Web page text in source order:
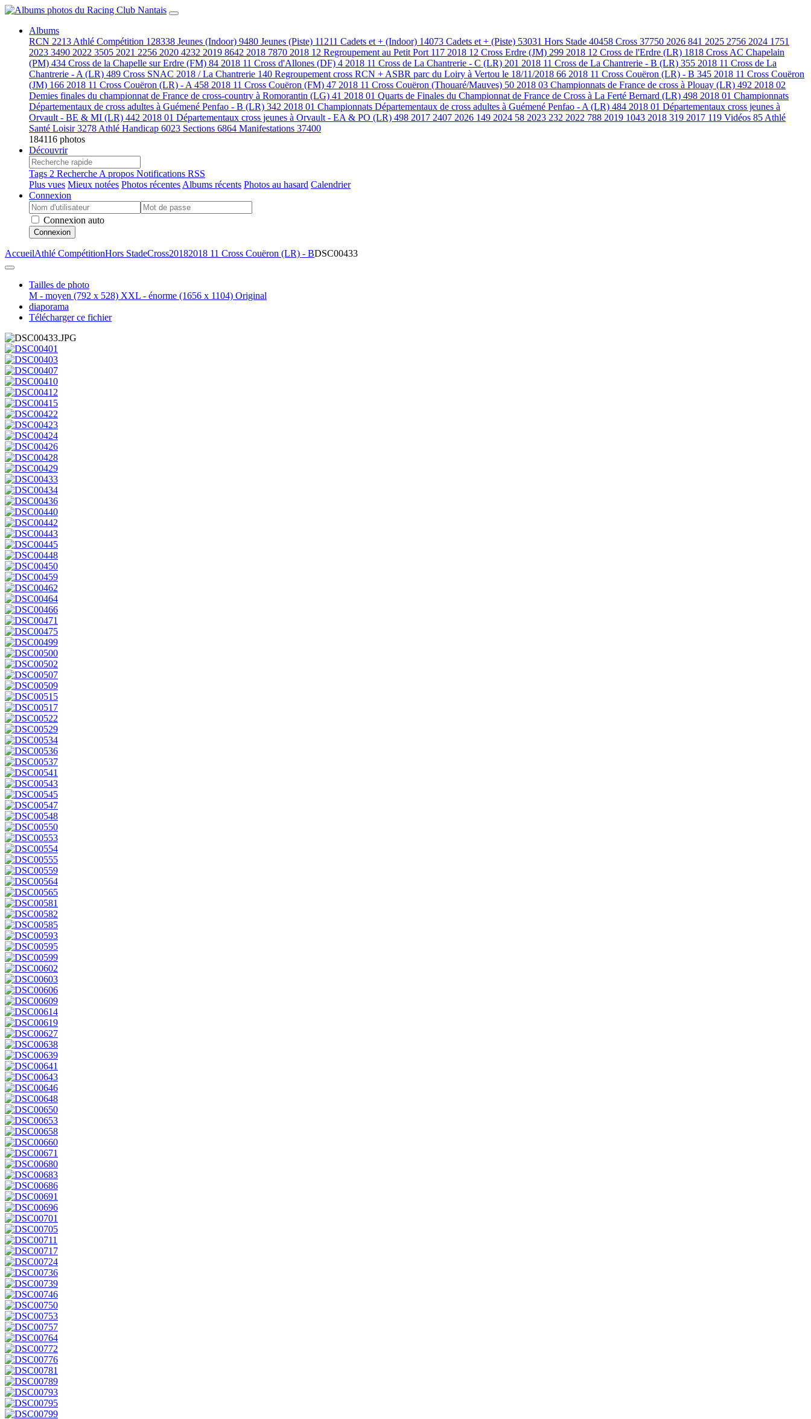
Albums
RCN 2213 Athlé Compétition 128338 Jeunes (Indoor) 9480 Jeunes (Piste) 11211 Cadets et + (Indoor) 14073 Cadets et + (Piste) 53031 Hors Stade 40458 Cross 37750 2026 841 2025 2756 2024 1751
2023 3490 2022 3505 2021 2256 2020 4232 2019 8642 2018 7870 2018 12 Regroupement au Petit Port 117 2018 12 Cross Erdre (JM) 299 2018 12 Cross de l'Erdre (LR) 1818 Cross AC Chapelain
(PM) 434 Cross de la Chapelle sur Erdre (FM) 84 2018 11 Cross d'Allones (DF) 4 2018 11 Cross de La Chantrerie - C (LR) 201 2018 11 Cross de La Chantrerie - B (LR) 355 2018 11 Cross de La
Chantrerie - A (LR) 489 Cross SNAC 2018 / La Chantrerie 140 Regroupement cross RCN + ASBR parc du Loiry à Vertou le 18/11/2018 66 2018 11 Cross Couëron (LR) - B 345 2018 11 Cross Couëron
(JM) 166 2018 11 Cross Couëron (LR) - A 458 2018 11 Cross Couëron (FM) 47 2018 11 Cross Couëron (Thouaré/Mauves) 50 2018 03 Championnats de France de cross à Plouay (LR) 492 2018 02
Demies finales du championnat de France de cross-country à Romorantin (LG) 41 2018 01 Quarts de Finales du Championnat de France de Cross à La Ferté Bernard (LR) 498 2018 01 Championnats
Départementaux de cross adultes à Guémené Penfao - B (LR) 342 2018 01 Championnats Départementaux de cross adultes à Guémené Penfao - A (LR) 484 2018 01 Départementaux cross jeunes à
Orvault - BE & MI (LR) 442 2018 01 Départementaux cross jeunes à Orvault - EA & PO (LR) 498 2017 2407 2026 149 2024 58 2023 232 2022 788 2019 1043 2018 319 2017 119 Vidéos 85 Athlé
Santé Loisir3278 Athlé Handicap 6023 Sections 6864 Manifestations 37400
184116 photos
Découvrir
Tags 2 Recherche A propos Notifications RSS
Plus vues Mieux notées Photos récentes Albums récents Photos au hasard Calendrier
Connexion
Connexion auto
Connexion
AccueilAthlé CompétitionHors StadeCross20182018 11 Cross Couëron (LR) - BDSC00433
Tailles de photo
M - moyen (792 x 528) XXL - énorme (1656 x 1104) Original
diaporama
Télécharger ce fichier